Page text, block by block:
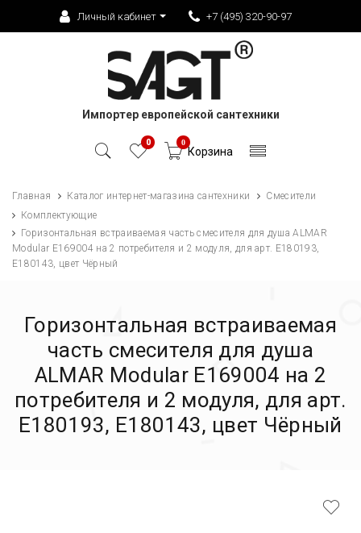
Личный кабинет +7 (495) 320-90-97
Импортер европейской сантехники
0 0
Корзина
Главная Каталог интернет-магазина сантехники
Смесители
Комплектующие
Горизонтальная встраиваемая часть смесителя для душа ALMAR
Modular E169004 на 2 потребителя и 2 модуля, для арт. E180193,
E180143, цвет Чёрный
Горизонтальная встраиваемая
часть смесителя для душа
ALMAR Modular E169004 на 2
потребителя и 2 модуля, для арт.
E180193, E180143, цвет Чёрный